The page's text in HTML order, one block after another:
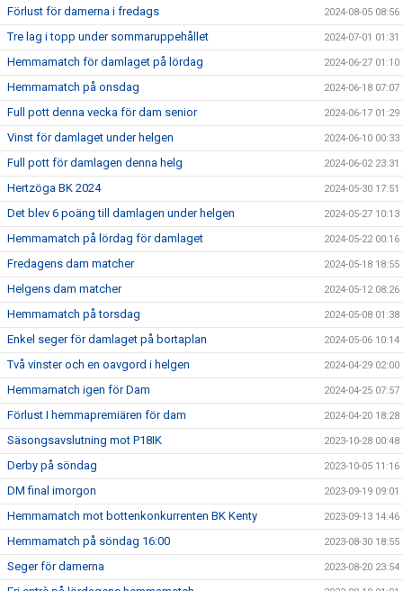
Förlust för damerna i fredags 2024-08-05 08:56
Tre lag i topp under sommaruppehållet 2024-07-01 01:31
Hemmamatch för damlaget på lördag 2024-06-27 01:10
Hemmamatch på onsdag 2024-06-18 07:07
Full pott denna vecka för dam senior 2024-06-17 01:29
Vinst för damlaget under helgen 2024-06-10 00:33
Full pott för damlagen denna helg 2024-06-02 23:31
Hertzöga BK 2024 2024-05-30 17:51
Det blev 6 poäng till damlagen under helgen 2024-05-27 10:13
Hemmamatch på lördag för damlaget 2024-05-22 00:16
Fredagens dam matcher 2024-05-18 18:55
Helgens dam matcher 2024-05-12 08:26
Hemmamatch på torsdag 2024-05-08 01:38
Enkel seger för damlaget på bortaplan 2024-05-06 10:14
Två vinster och en oavgord i helgen 2024-04-29 02:00
Hemmamatch igen för Dam 2024-04-25 07:57
Förlust I hemmapremiären för dam 2024-04-20 18:28
Säsongsavslutning mot P18IK 2023-10-28 00:48
Derby på söndag 2023-10-05 11:16
DM final imorgon 2023-09-19 09:01
Hemmamatch mot bottenkonkurrenten BK Kenty 2023-09-13 14:46
Hemmamatch på söndag 16:00 2023-08-30 18:55
Seger för damerna 2023-08-20 23:54